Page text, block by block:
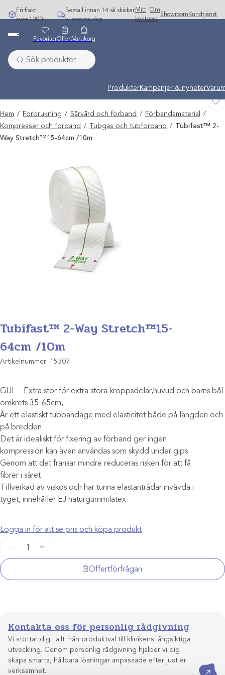
Hoppa
till
Fri frakt
över 1300:-
Beställ innan 14 så skickar
vi samma dag
Mitt
konto
Om
oss
Showroom Kundtjänst
Undermeny stängd: Varumärken
ProdukterKampanjer & nyheter
FavoriterOffertVarukorg
Hem / Förbrukning / Sårvård och förband / Förbandsmaterial /
Kompresser och förband / Tubgas och tubförband / Tubifast™ 2-
Way Stretch™15-64cm /10m
Tubifast™ 2-Way Stretch™15-
64cm /10m
Artikelnummer: 15307
GUL – Extra stor för extra stora kroppsdelar,huvud och barns bål
omkrets 35-65cm,
Är ett elastiskt tubbandage med elasticitet både på längden och
på bredden
Det är idealiskt för fixering av förband ger ingen
kompression kan även användas som skydd under gips
Genom att det fransar mindre reduceras risken för att få
fibrer i såret.
Tillverkad av viskos och har tunna elastantrådar invävda i
tyget, innehåller EJ naturgummilatex
Logga in för att se pris och köpa produkt
Tubifast™
Way
Stretch™15-
+
Offertförfrågan
Kontakta oss för personlig rådgivning
Vi stöttar dig i allt från produktval till klinikens långsiktiga
utveckling. Genom personlig rådgivning hjälper vi dig
skapa smarta, hållbara lösningar anpassade efter just er
verksamhet.